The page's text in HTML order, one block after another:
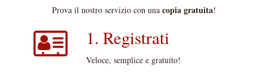
Prova il nostro servizio con una copia gratuita!
1. Registrati
Veloce, semplice e gratuito!